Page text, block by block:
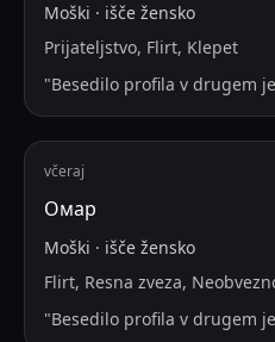
Moški · išče žensko
Prijateljstvo, Flirt, Klepet
"Besedilo profila v drugem
včeraj
Омар
Moški · išče žensko
Flirt, Resna zveza,
"Besedilo profila v drugem